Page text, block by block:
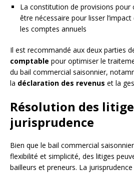
La constitution de provisions pour
être nécessaire pour lisser
les comptes annuels
Il est recommandé aux deux parties
comptable pour optimiser le
du bail commercial saisonnier,
la déclaration des revenus et la
Résolution des
jurisprudence
Bien que le bail commercial
flexibilité et simplicité, des litiges
bailleurs et preneurs. La